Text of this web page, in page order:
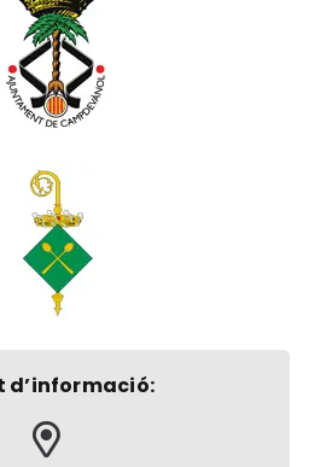
d’informació: